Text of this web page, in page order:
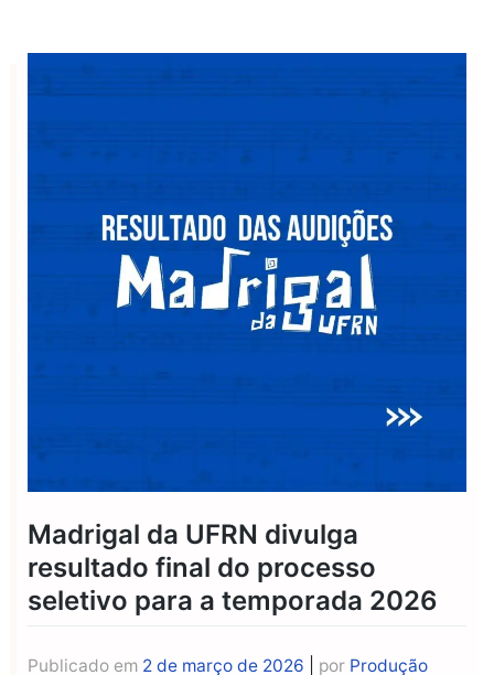
Madrigal da UFRN divulga
resultado final do processo
seletivo para a temporada 2026
Publicado em 2 de março de 2026 por Produção